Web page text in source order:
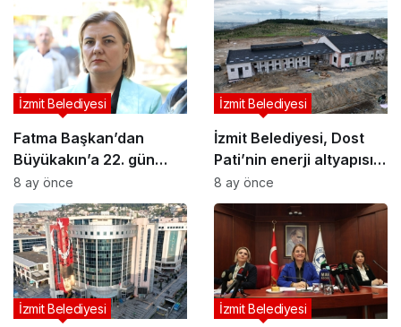
Fatma Başkan’dan
Büyükakın’a 22. gün
çağrısı: “Kimi
koruyorsunuz?”
İzmit Belediyesi
8 ay önce
İzmit Belediyesi, Dost
Pati’nin enerji altyapısını
tamamladı
İzmit Belediyesi
8 ay önce
İzmit Belediyesi İzmit Belediyesi